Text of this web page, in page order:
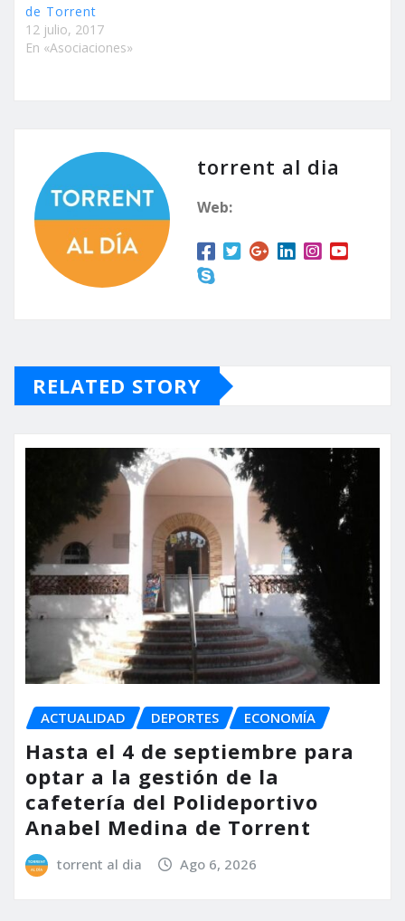
de Torrent
12 julio, 2017
En «Asociaciones»
torrent al dia
Web:
RELATED STORY
ACTUALIDAD DEPORTES ECONOMÍA
Hasta el 4 de septiembre para
optar a la gestión de la
cafetería del Polideportivo
Anabel Medina de Torrent
torrent al dia Ago 6, 2026